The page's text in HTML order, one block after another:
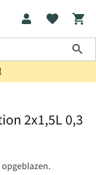
2x1,5L 0,3